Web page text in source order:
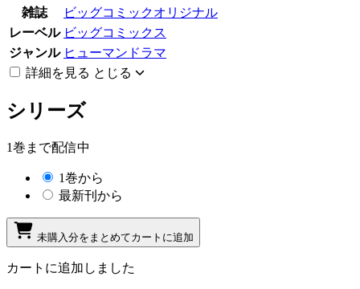
雑誌
ビッグコミックオリジナル
レーベル ビッグコミックス
ジャンル ヒューマンドラマ
詳細を見る とじる
シリーズ
1巻まで配信中
1巻から
最新刊から
未購入分をまとめてカートに追加
カートに追加しました